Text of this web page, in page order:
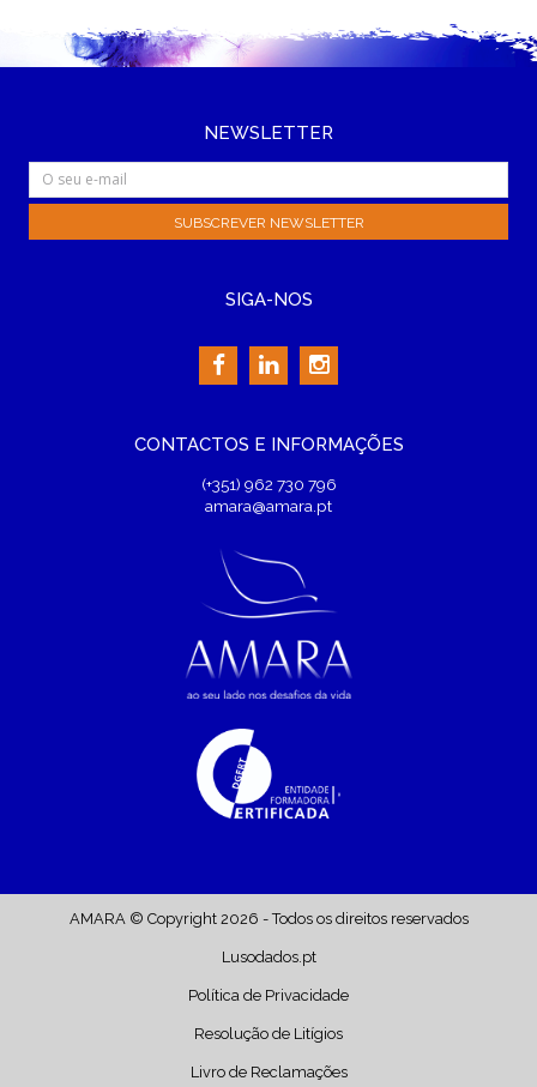
NEWSLETTER
SIGA-NOS
CONTACTOS E INFORMAÇÕES
(+351) 962 730 796
amara@amara.pt
AMARA © Copyright 2026 - Todos os direitos reservados
Lusodados.pt
Política de Privacidade
Resolução de Litígios
Livro de Reclamações